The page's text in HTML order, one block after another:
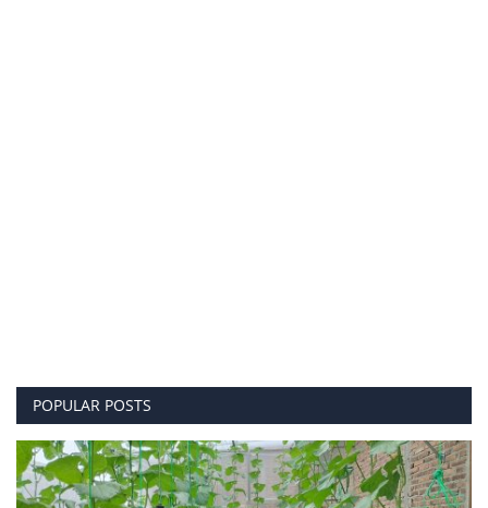
POPULAR POSTS